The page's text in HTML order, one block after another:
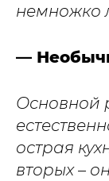
немножко
—
Основной
острая
вторых –